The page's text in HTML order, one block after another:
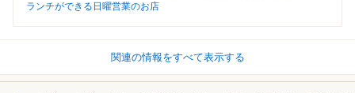
ランチができる日曜営業のお店
関連の情報をすべて表示する